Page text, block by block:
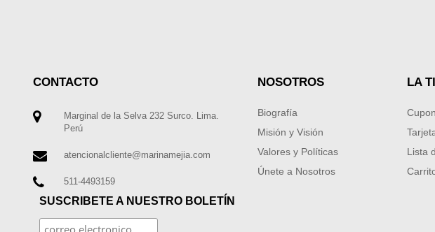
CONTACTO
Marginal de la Selva 232 Surco. Lima.
Perú
atencionalcliente@marinamejia.com
511-4493159
NOSOTROS
Biografía
Misión y Visión
Valores y Políticas
Únete a Nosotros
LA
Lista
SUSCRIBETE A NUESTRO BOLETÍN